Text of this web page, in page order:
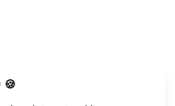
svoje podjetje
🍪